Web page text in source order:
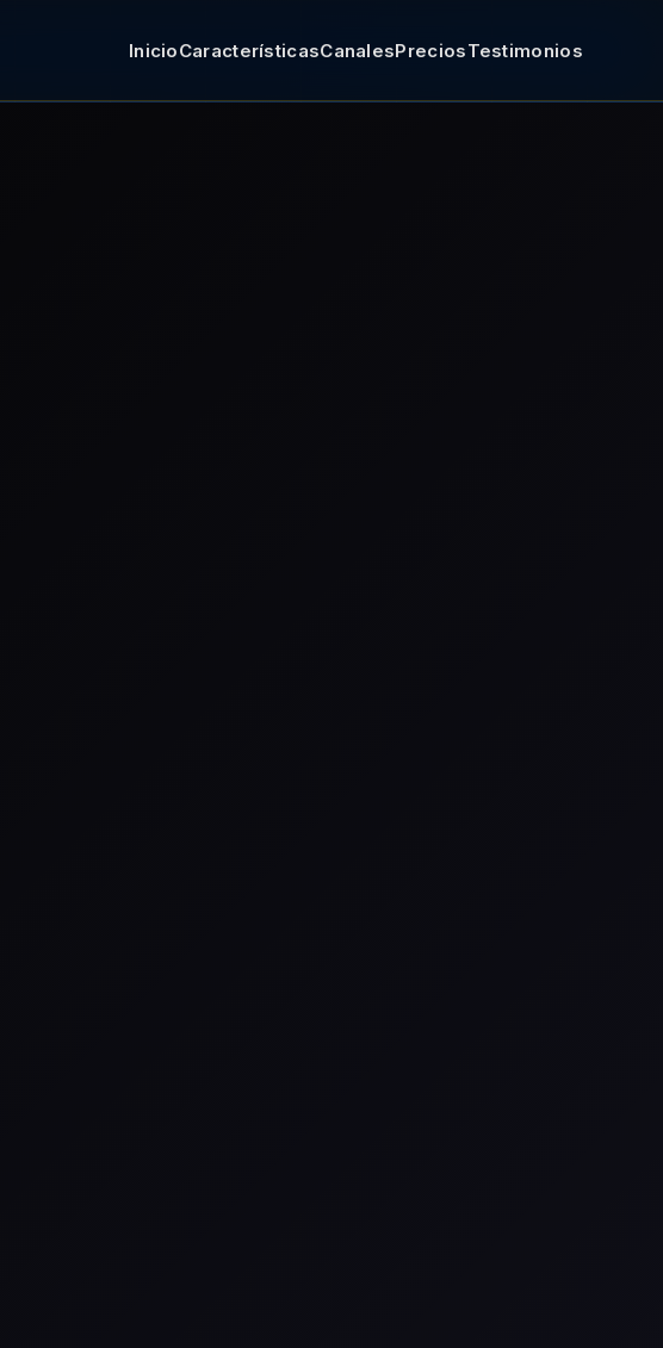
InicioCaracterísticasCanalesPreciosTestimonios